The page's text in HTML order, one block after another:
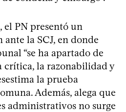
el PN presentó un
ante la SCJ, en donde
“se ha apartado de
crítica, la razonabilidad y
la prueba
Además, alega que
administrativos no surge